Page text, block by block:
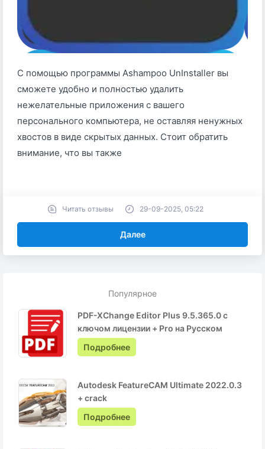
Популярное
PDF-XChange Editor Plus 9.5.365.0 с
ключом лицензии + Pro на Русском
Подробнее
Autodesk FeatureCAM Ultimate 2022.0.3
+ crack
Подробнее
С помощью программы Ashampoo UnInstaller вы
сможете удобно и полностью удалить
нежелательные приложения с вашего
персонального компьютера, не оставляя ненужных
хвостов в виде скрытых данных. Стоит обратить
внимание, что вы также
Далее
Читать отзывы 29-09-2025, 05:22